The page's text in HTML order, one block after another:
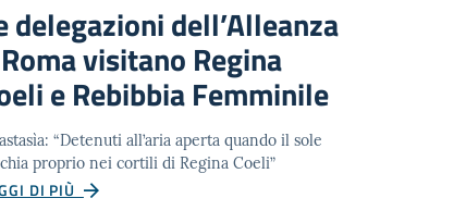
delegazioni dell’Alleanza
visitano Regina
e Rebibbia Femminile
“Detenuti all’aria aperta quando il sole
proprio nei cortili di Regina Coeli”
DI PIÙ